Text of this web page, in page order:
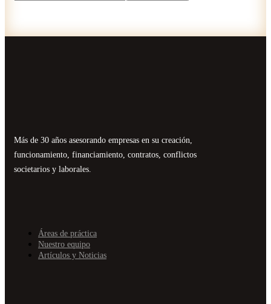
Más de 30 años asesorando empresas en su creación,
funcionamiento, financiamiento, contratos, conflictos
societarios y laborales.
Áreas de práctica
Nuestro equipo
Artículos y Noticias